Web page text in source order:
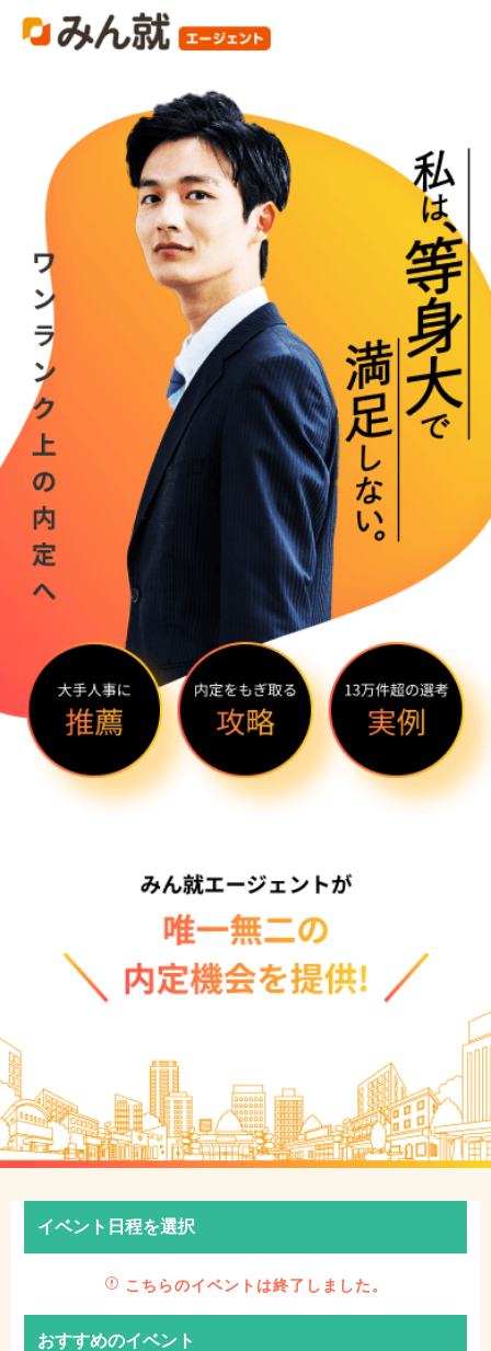
イベント日程を選択
こちらのイベントは終了しました。
おすすめのイベント